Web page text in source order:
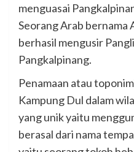
menguasai
Seorang Arab bernama
berhasil mengusir
Pangkalpinang.
Penamaan atau
Kampung Dul dalam
yang unik yaitu
berasal dari nama